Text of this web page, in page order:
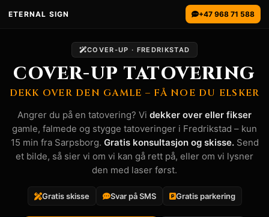
ETERNAL SIGN +47 968 71 588
COVER-UP · FREDRIKSTAD
COVER-UP TATOVERING
DEKK OVER DEN GAMLE – FÅ NOE DU ELSKER
Angrer du på en tatovering? Vi dekker over eller fikser
gamle, falmede og stygge tatoveringer i Fredrikstad – kun
15 min fra Sarpsborg. Gratis konsultasjon og skisse.Send
et bilde, så sier vi om vi kan gå rett på, eller om vi lysner
den med laser først.
Gratis skisse Svar på SMS Gratis parkering